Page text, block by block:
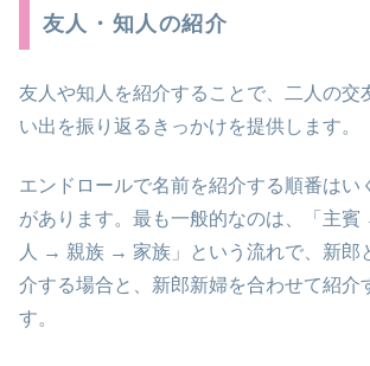
友人・知人の紹介
友人や知人を紹介することで、二人の交
い出を振り返るきっかけを提供します。
エンドロールで名前を紹介する順番はい
があります。最も一般的なのは、「主
人 → 親族 → 家族」という流れで、新郎
介する場合と、新郎新婦を合わせて紹介
す。